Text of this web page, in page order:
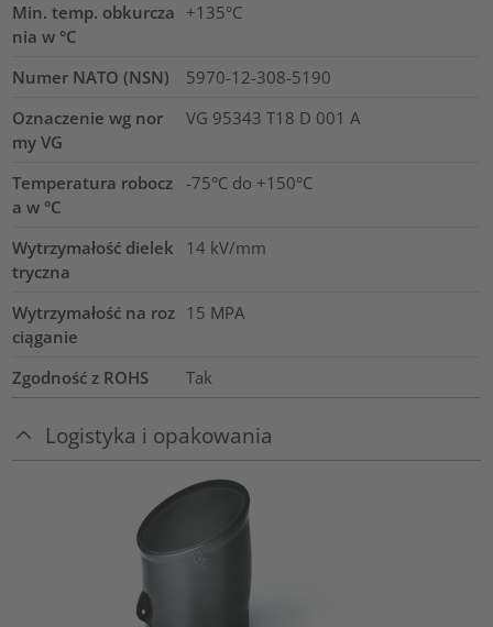
Min. temp. obkurcza
nia w °C
+135°C
Numer NATO (NSN)
5970-12-308-5190
Oznaczenie wg nor
my VG
VG 95343 T18 D 001 A
Temperatura robocz
a w °C
-75°C do +150°C
Wytrzymałość dielek
tryczna
14 kV/mm
Wytrzymałość na roz
ciąganie
15 MPA
Zgodność z ROHS Tak
Logistyka i opakowania